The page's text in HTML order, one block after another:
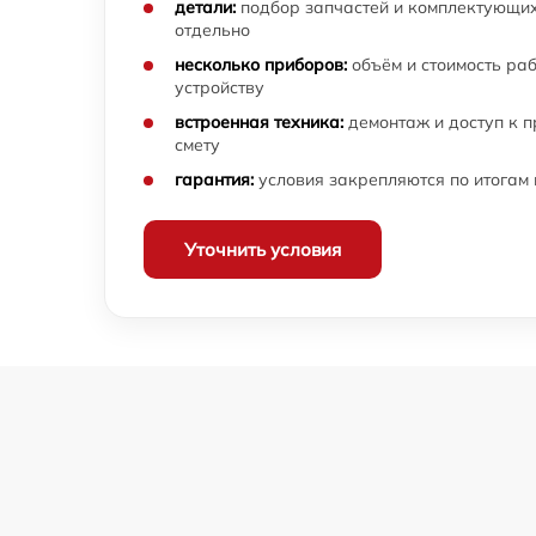
машины Sharp
Ремонт или замена патрубка
машины Sharp
Замена сливного насоса посудомоечной
машины Sharp
средств посудомоечной машины Sharp
Регулировка прессостата посудомоечной
детали: подбор запчастей и
отдельно
несколько приборов: объём и стоимость
устройству
встроенная техника: демонтаж и доступ к
смету
гарантия: условия закрепляются по
Уточнить условия